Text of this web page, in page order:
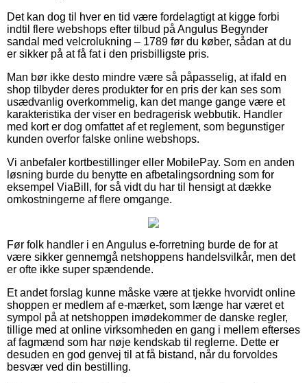
Det kan dog til hver en tid være fordelagtigt at kigge forbi
indtil flere webshops efter tilbud på Angulus Begynder
sandal med velcrolukning – 1789 før du køber, sådan at du
er sikker på at få fat i den prisbilligste pris.
Man bør ikke desto mindre være så påpasselig, at ifald en
shop tilbyder deres produkter for en pris der kan ses som
usædvanlig overkommelig, kan det mange gange være et
karakteristika der viser en bedragerisk webbutik. Handler
med kort er dog omfattet af et reglement, som begunstiger
kunden overfor falske online webshops.
Vi anbefaler kortbestillinger eller MobilePay. Som en anden
løsning burde du benytte en afbetalingsordning som for
eksempel ViaBill, for så vidt du har til hensigt at dække
omkostningerne af flere omgange.
Før folk handler i en Angulus e-forretning burde de for at
være sikker gennemgå netshoppens handelsvilkår, men det
er ofte ikke super spændende.
Et andet forslag kunne måske være at tjekke hvorvidt online
shoppen er medlem af e-mærket, som længe har været et
sympol på at netshoppen imødekommer de danske regler,
tillige med at online virksomheden en gang i mellem efterses
af fagmænd som har nøje kendskab til reglerne. Dette er
desuden en god genvej til at få bistand, når du forvoldes
besvær ved din bestilling.